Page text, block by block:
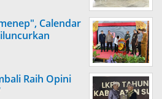
Calendar
Raih Opini